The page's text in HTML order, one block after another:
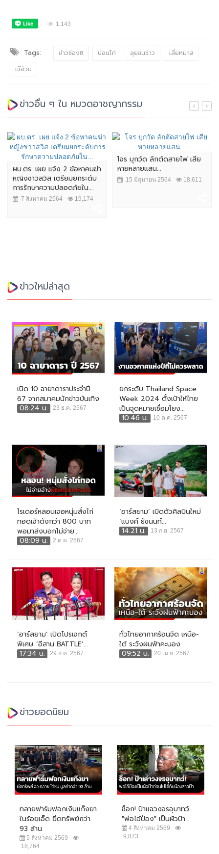
1,143
Tags: ข่าวช่อง8 บ่อนไก่ ลุยชนข่าว
เสี่ยหมาส
เจ๊อ้วน
ข่าวอื่น ๆ ใน หมวดอาชญากรรม
ผบ.ตร. เผย แจ้ง 2 ข้อหาคนฆ่า
หญิงชาวสวิส เตรียมยกระดับ
การรักษาความปลอดภัยใน...
7 สิงหาคม 2564 19,174
โจร บุกวัด ลักตัดสายไฟ เสีย
หายหลายแสน...
15 มิถุนายน 2564 18,611
ข่าวใหม่ล่าสุด
เปิด 10 ฉายาดาราประจำปี
67 จากสมาคมนักข่าวบันเทิง
08:24 น.
23 ธ.ค. 2567
ยกระดับ Thailand Space
Week 2024 ตั้งเป้าให้ไทย
เป็นจุดหมายเชื่อมโยง...
10:46 น.
10 ต.ค. 2567
ไรเดอร์หลอนเจอหนุ่มสั่งไก่
ทอดเจ้าดังกว่า 800 บาท
พอมาส่งบอกไม่จ่าย...
08:09 น.
2 ต.ค. 2567
‘อาร์สยาม’ เปิดตัวศิลปินใหม่
‘แบงค์ ธัชนนท์...
14:21 น.
13 ก.ย. 2567
‘อาร์สยาม’ เปิดโปรเจกต์
พิเศษ ‘อีสาน BATTLE’...
17:34 น.
29 ส.ค. 2567
ทั่วไทยอากาศร้อนจัด เหนือ-
ใต้ ระวังฝนฟ้าคะนอง
09:52 น.
20 เม.ย. 2567
ข่าวยอดนิยม
ทลายฟาร์มฟอกเงินแก๊งยา
ในร้อยเอ็ด ยึดทรัพย์กว่า
93 ล้าน
5 สิงหาคม 2569
18,764
ช็อก! ป้าแฉวงจรอุบาทว์
"พ่อไอ้ป๋อง" เป็นผัวป้า...
4 สิงหาคม 2569
9,873